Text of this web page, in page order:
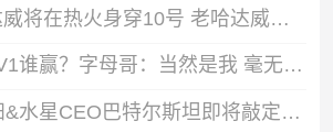
记者：小哈达威将在热火身穿10号 老哈达威已改变主意同意让号
和文班亚马1V1谁赢？字母哥：当然是我 毫无悬念
Shams：太阳&水星CEO巴特尔斯坦即将敲定一份新的续约合同